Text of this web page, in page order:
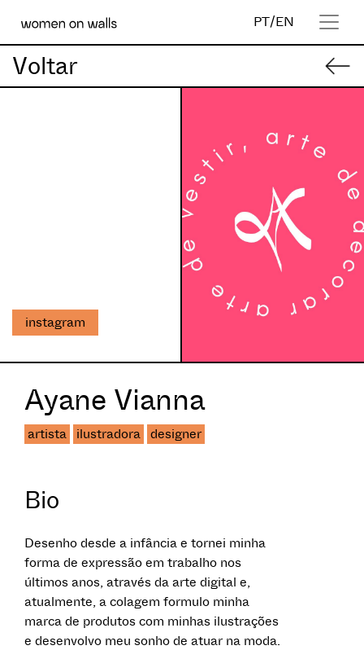
PT/EN
Voltar
instagram
Ayane Vianna
artista ilustradora designer
Bio
Desenho desde a infância e tornei minha
forma de expressão em trabalho nos
últimos anos, através da arte digital e,
atualmente, a colagem formulo minha
marca de produtos com minhas ilustrações
e desenvolvo meu sonho de atuar na moda.